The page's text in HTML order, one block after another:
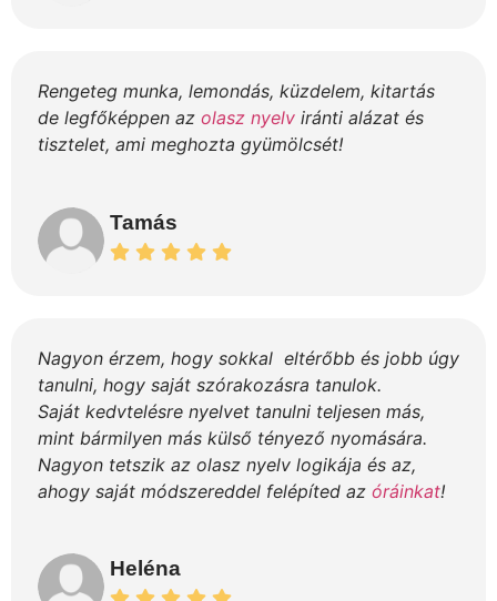
Rengeteg munka, lemondás, küzdelem, kitartás
de legfőképpen az olasz nyelv iránti alázat és
tisztelet, ami meghozta gyümölcsét!
Tamás
Nagyon érzem, hogy sokkal eltérőbb és jobb úgy
tanulni, hogy saját szórakozásra tanulok.
Saját kedvtelésre nyelvet tanulni teljesen más,
mint bármilyen más külső tényező nyomására.
Nagyon tetszik az olasz nyelv logikája és az,
ahogy saját módszereddel felépíted az óráinkat!
Heléna